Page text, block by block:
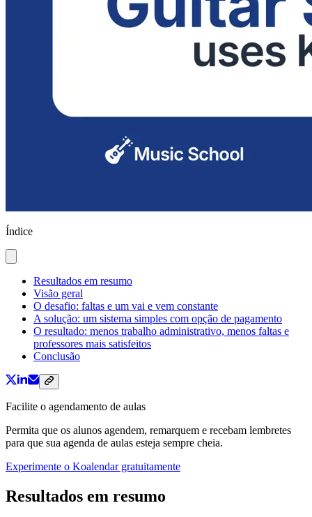
Índice
Resultados em resumo
Visão geral
O desafio: faltas e um vai e vem constante
A solução: um sistema simples com opção de pagamento
O resultado: menos trabalho administrativo, menos faltas e
professores mais satisfeitos
Conclusão
Facilite o agendamento de aulas
Permita que os alunos agendem, remarquem e recebam lembretes
para que sua agenda de aulas esteja sempre cheia.
Experimente o Koalendar gratuitamente
Resultados em resumo